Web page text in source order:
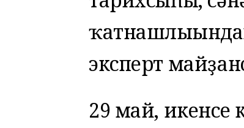
эксперт
29 май, икенсе